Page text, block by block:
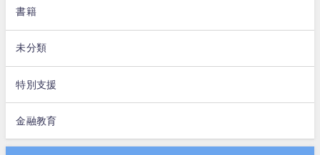
書籍
未分類
特別支援
金融教育